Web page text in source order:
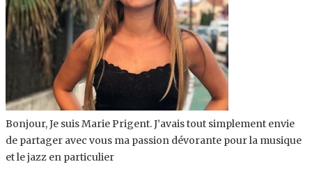
Bonjour, Je suis Marie Prigent. J’avais tout simplement envie
de partager avec vous ma passion dévorante pour la musique
et le jazz en particulier